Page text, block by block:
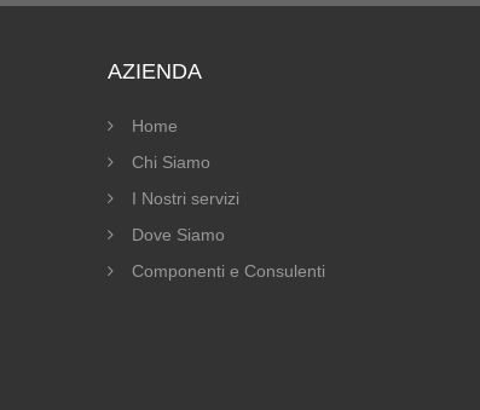
AZIENDA
Home
Chi Siamo
I Nostri servizi
Dove Siamo
Componenti e Consulenti